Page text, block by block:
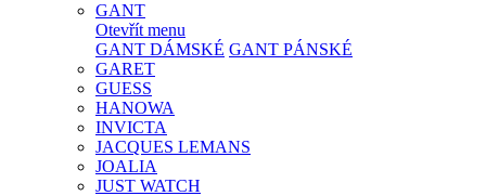
GANT
Otevřít menu
GANT DÁMSKÉ GANT PÁNSKÉ
GARET
GUESS
HANOWA
INVICTA
JACQUES LEMANS
JOALIA
JUST WATCH